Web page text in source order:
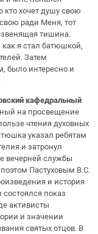
кто хочет душу свою
свою ради Меня, тот
звенящая тишина.
я стал батюшкой,
Затем
было интересно и
кафедральный
на просвещение
чтения духовных
указал ребятам
и затронул
вечерней службы
Пастуховым В.С.
и история
состоялся показ
активисты
и значении
святых отцов. В